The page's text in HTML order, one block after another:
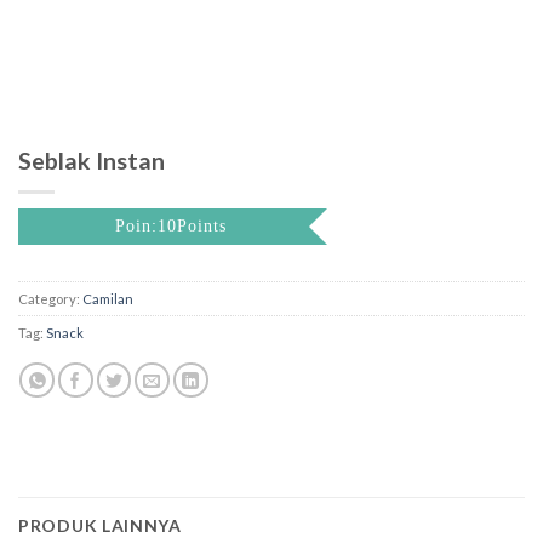
Seblak Instan
Poin:10Points
Category: Camilan
Tag: Snack
PRODUK LAINNYA